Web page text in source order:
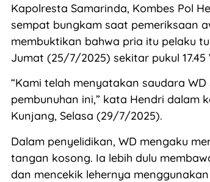
Kapolresta Samarinda, Kombes Pol
sempat bungkam saat pemeriksaan
membuktikan bahwa pria itu pelaku
Jumat (25/7/2025) sekitar pukul 17.45
“Kami telah menyatakan saudara
pembunuhan ini,” kata Hendri dalam
Kunjang, Selasa (29/7/2025).
Dalam penyelidikan, WD mengaku
tangan kosong. Ia lebih dulu
dan mencekik lehernya